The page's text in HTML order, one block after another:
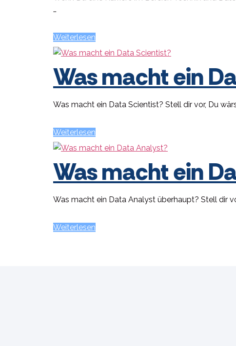
…
Weiterlesen
Was macht ein
Was macht ein Data Scientist? Stell dir vor, Du
Weiterlesen
Was macht ein
Was macht ein Data Analyst überhaupt? Stell dir
Weiterlesen